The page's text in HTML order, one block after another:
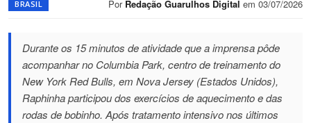
BRASIL Por Redação Guarulhos Digital em 03/07/2026
Durante os 15 minutos de atividade que a imprensa pôde
acompanhar no Columbia Park, centro de treinamento do
New York Red Bulls, em Nova Jersey (Estados Unidos),
Raphinha participou dos exercícios de aquecimento e das
rodas de bobinho. Após tratamento intensivo nos últimos